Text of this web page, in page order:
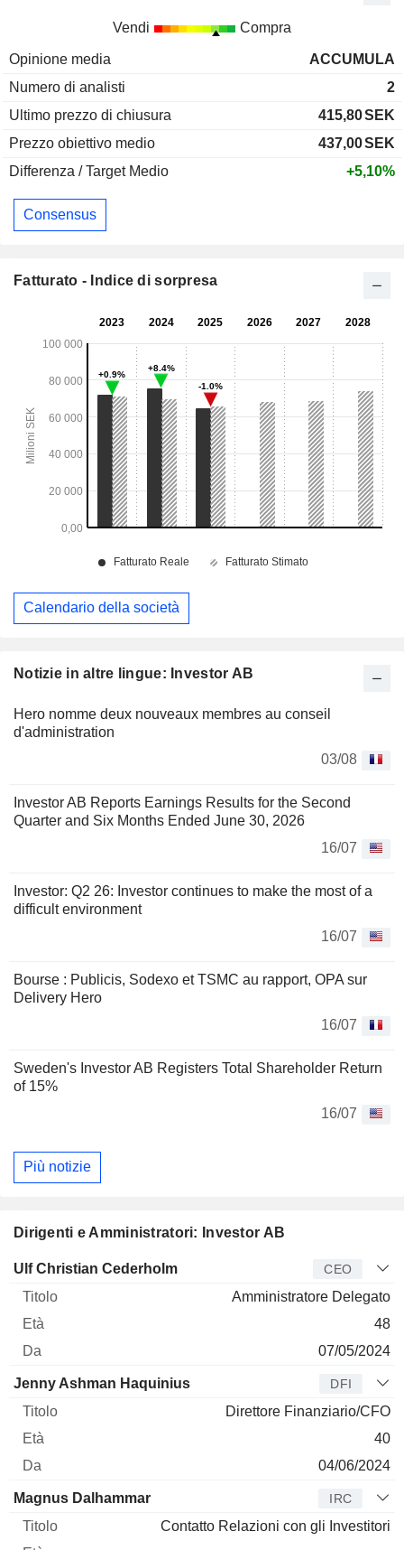
Notizie in altre lingue: Investor AB
Hero nomme deux nouveaux membres au conseil
d'administration
03/08
Investor AB Reports Earnings Results for the Second
Quarter and Six Months Ended June 30, 2026
16/07
Investor: Q2 26: Investor continues to make the most of a
difficult environment
16/07
Bourse : Publicis, Sodexo et TSMC au rapport, OPA sur
Delivery Hero
16/07
Sweden's Investor AB Registers Total Shareholder Return
of 15%
16/07
Più notizie
Dirigenti e Amministratori: Investor AB
Manager Titolo Età Da
Ulf Christian Cederholm CEO
Amministratore Delegato
48
07/05/2024
Jenny Ashman Haquinius DFI
Direttore Finanziario/CFO
40
04/06/2024
Magnus Dalhammar IRC
Contatto Relazioni con gli Investitori
Vendi Compra
Opinione media
ACCUMULA
Numero di analisti
2
Ultimo prezzo di chiusura
415,80SEK
Prezzo obiettivo medio
437,00SEK
Differenza / Target Medio
+5,10%
Consensus
Fatturato - Indice di sorpresa
Calendario della società